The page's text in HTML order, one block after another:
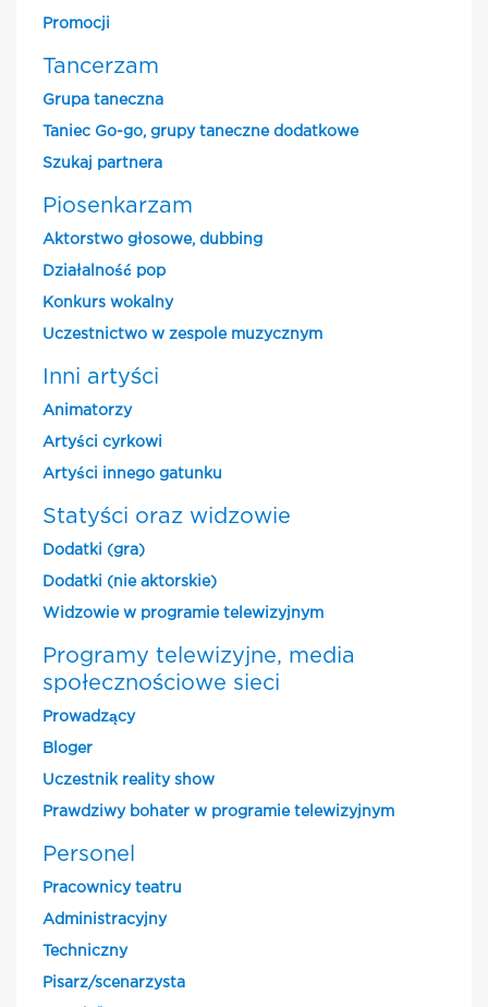
Promocji
Tancerzam
Grupa taneczna
Taniec Go-go, grupy taneczne dodatkowe
Szukaj partnera
Piosenkarzam
Aktorstwo głosowe, dubbing
Działalność pop
Konkurs wokalny
Uczestnictwo w zespole muzycznym
Inni artyści
Animatorzy
Artyści cyrkowi
Artyści innego gatunku
Statyści oraz widzowie
Dodatki (gra)
Dodatki (nie aktorskie)
Widzowie w programie telewizyjnym
Programy telewizyjne, media
społecznościowe sieci
Prowadzący
Bloger
Uczestnik reality show
Prawdziwy bohater w programie telewizyjnym
Personel
Pracownicy teatru
Administracyjny
Techniczny
Pisarz/scenarzysta